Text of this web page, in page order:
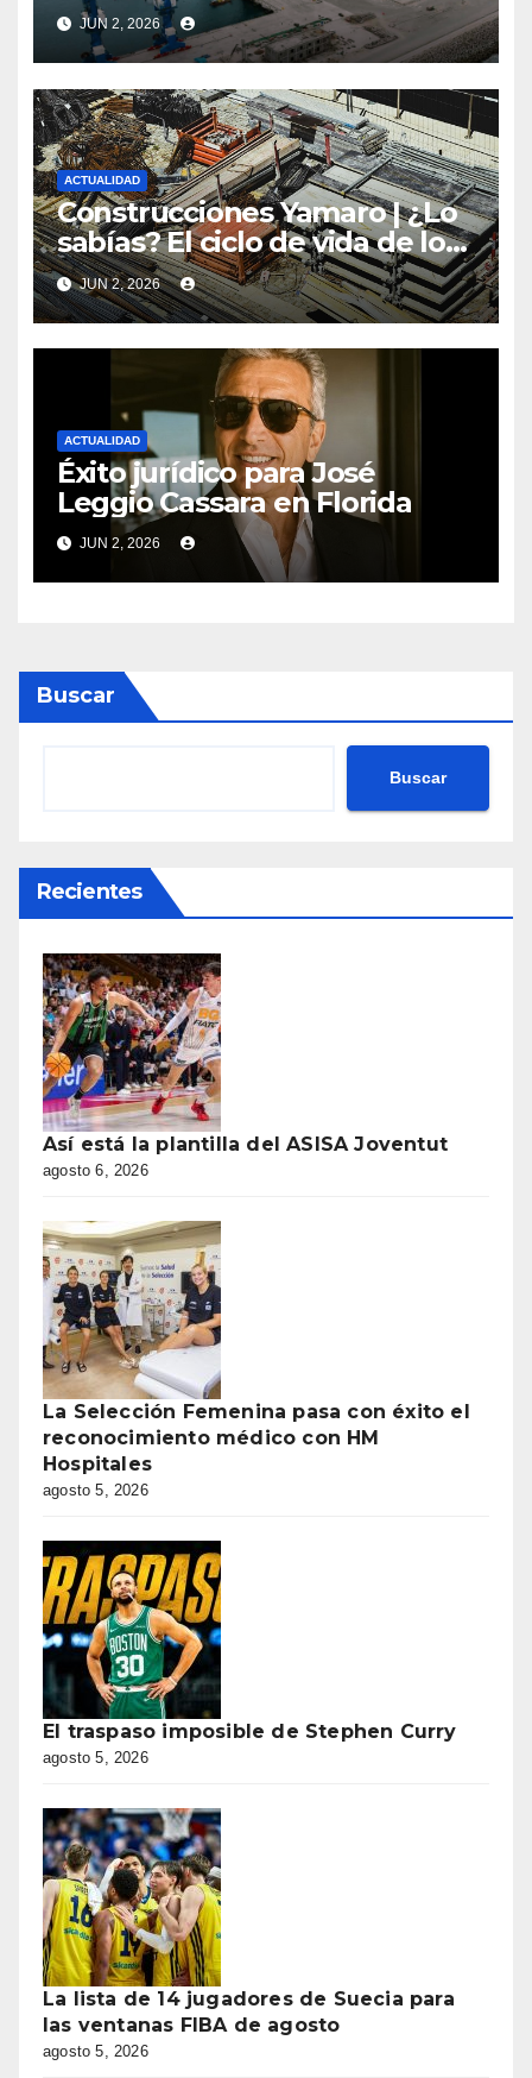
el turismo y el comercio
global
JUN 2, 2026
ACTUALIDAD
Construcciones Yamaro | ¿Lo
sabías? El ciclo de vida de los
materiales de construcción
revoluciona eficiencia en
proyectos modernos
JUN 2, 2026
ACTUALIDAD
Éxito jurídico para José
Leggio Cassara en Florida
JUN 2, 2026
Buscar
Buscar
Recientes
Así está la plantilla del ASISA Joventut
agosto 6, 2026
La Selección Femenina pasa con éxito el
reconocimiento médico con HM
Hospitales
agosto 5, 2026
El traspaso imposible de Stephen Curry
agosto 5, 2026
La lista de 14 jugadores de Suecia para
las ventanas FIBA de agosto
agosto 5, 2026